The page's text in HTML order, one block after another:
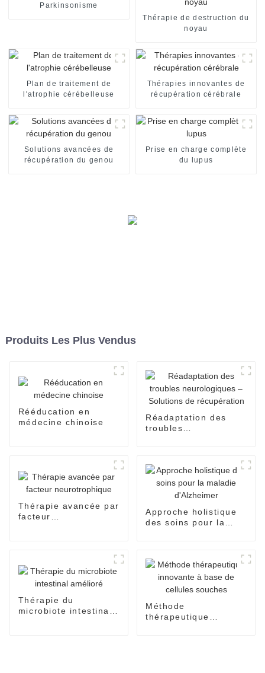
Parkinsonisme
Thérapie de destruction du
noyau
Plan de traitement de
l'atrophie cérébelleuse
Thérapies innovantes de
récupération cérébrale
Solutions avancées de
récupération du genou
Prise en charge complète
du lupus
Produits Les Plus Vendus
Rééducation en
médecine chinoise
Réadaptation des
troubles
Thérapie avancée par
facteur
Approche holistique
des soins pour la
Thérapie du
microbiote intestinal
Méthode
thérapeutique